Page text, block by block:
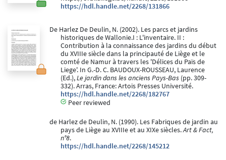
https://hdl.handle.net/2268/131866
De Harlez De Deulin, N. (2002). Les parcs et jardins
historiques de Wallonie.I : L'inventaire. II :
Contribution à la connaissance des jardins du début
du XVIIIe siècle dans la principauté de Liège et le
comté de Namur à travers les 'Délices du Païs de
Liege'. In G.-D. C. BAUDOUX-ROUSSEAU, Laurence
(Ed.),Le jardin dans les anciens Pays-Bas (pp. 309-
332). Arras, France: Artois Presses Université.
https://hdl.handle.net/2268/182767
Peer reviewed
de Harlez de Deulin, N. (1990). Les Fabriques de jardin au
pays de Liège au XVIIIe et au XIXe siècles.Art & Fact,
n°8.
https://hdl.handle.net/2268/145212